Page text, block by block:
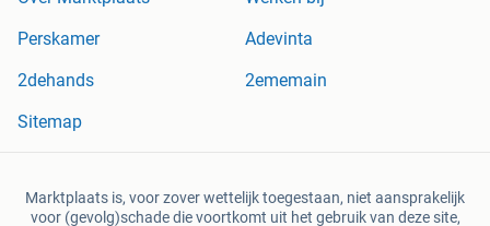
Perskamer
Adevinta
2dehands
2ememain
Sitemap
Marktplaats is, voor zover wettelijk toegestaan, niet aansprakelijk
voor (gevolg)schade die voortkomt uit het gebruik van deze site,